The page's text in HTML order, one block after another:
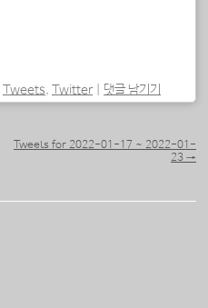
Tweets, Twitter 댓글 남기기
Tweets for 2022-01-17 ~ 2022-01-
23 →